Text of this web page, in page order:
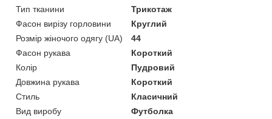
Тип тканини
Трикотаж
Фасон вирізу горловини
Круглий
Розмір жіночого одягу (UA)
44
Фасон рукава
Короткий
Колір
Пудровий
Довжина рукава
Короткий
Стиль
Класичний
Вид виробу
Футболка